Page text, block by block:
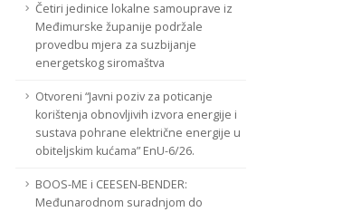
Četiri jedinice lokalne samouprave iz
Međimurske županije podržale
provedbu mjera za suzbijanje
energetskog siromaštva
Otvoreni “Javni poziv za poticanje
korištenja obnovljivih izvora energije i
sustava pohrane električne energije u
obiteljskim kućama” EnU-6/26.
BOOS-ME i CEESEN-BENDER:
Međunarodnom suradnjom do